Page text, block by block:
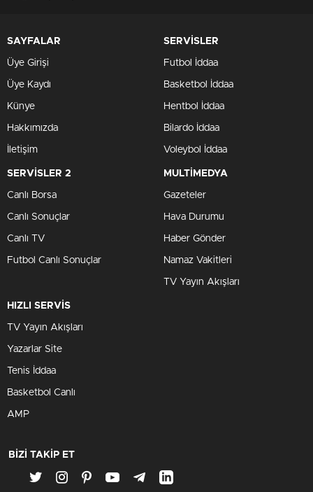
SAYFALAR
Üye Girişi
Üye Kaydı
Künye
Hakkımızda
İletişim
SERVİSLER
Futbol İddaa
Basketbol İddaa
Hentbol İddaa
Bilardo İddaa
Voleybol İddaa
SERVİSLER 2
Canlı Borsa
Canlı Sonuçlar
Canlı TV
Futbol Canlı Sonuçlar
MULTİMEDYA
Gazeteler
Hava Durumu
Haber Gönder
Namaz Vakitleri
TV Yayın Akışları
HIZLI SERVİS
TV Yayın Akışları
Yazarlar Site
Tenis İddaa
Basketbol Canlı
AMP
BİZİ TAKİP ET